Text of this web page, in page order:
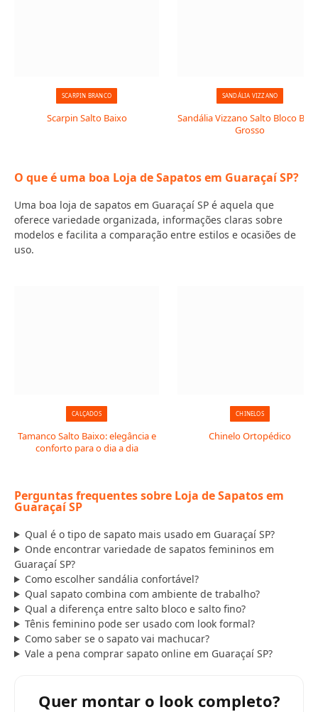
SCARPIN BRANCO
Scarpin Salto Baixo
SANDÁLIA VIZZANO
Sandália Vizzano Salto Bloco
Grosso
O que é uma boa Loja de Sapatos em Guaraçaí SP?
Uma boa loja de sapatos em Guaraçaí SP é aquela que
oferece variedade organizada, informações claras sobre
modelos e facilita a comparação entre estilos e ocasiões de
uso.
CALÇADOS
Tamanco Salto Baixo: elegância e
conforto para o dia a dia
CHINELOS
Chinelo Ortopédico
Perguntas frequentes sobre Loja de Sapatos em
Guaraçaí SP
Qual é o tipo de sapato mais usado em Guaraçaí SP?
Onde encontrar variedade de sapatos femininos em
Guaraçaí SP?
Como escolher sandália confortável?
Qual sapato combina com ambiente de trabalho?
Qual a diferença entre salto bloco e salto fino?
Tênis feminino pode ser usado com look formal?
Como saber se o sapato vai machucar?
Vale a pena comprar sapato online em Guaraçaí SP?
Quer montar o look completo?